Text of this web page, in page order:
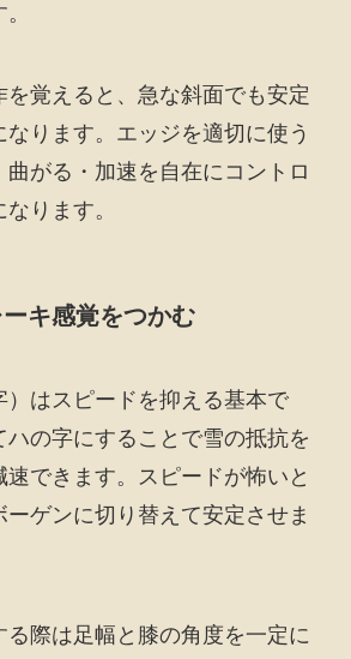
覚えると、急な斜面でも安定
なります。エッジを適切に使う
曲がる・加速を自在にコントロ
ります。
キ感覚をつかむ
）はスピードを抑える基本で
の字にすることで雪の抵抗を
できます。スピードが怖いと
ゲンに切り替えて安定させま
る際は足幅と膝の角度を一定に